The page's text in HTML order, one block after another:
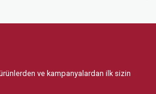
ederiz.
veya görüntülenemiyor.
ve kampanyalardan ilk sizin